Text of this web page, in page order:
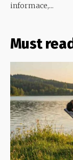
informace,...
Must